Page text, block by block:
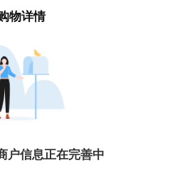
物详情
户信息正在完善中